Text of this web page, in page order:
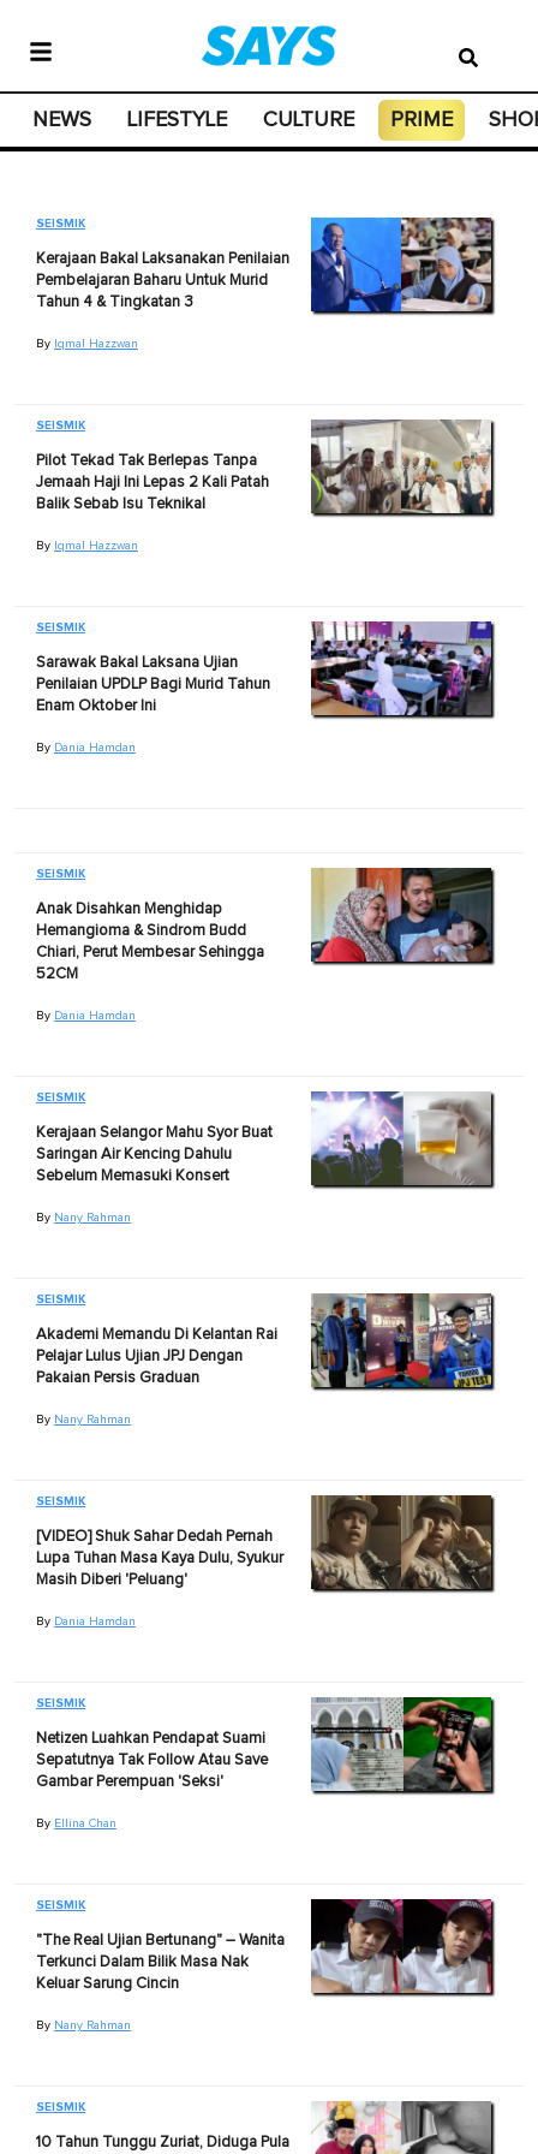
NEWS LIFESTYLE CULTURE PRIME
SEISMIK
Kerajaan Bakal Laksanakan Penilaian
Pembelajaran Baharu Untuk Murid
Tahun 4 & Tingkatan 3
By Iqmal Hazzwan
SEISMIK
Pilot Tekad Tak Berlepas Tanpa
Jemaah Haji Ini Lepas 2 Kali Patah
Balik Sebab Isu Teknikal
By Iqmal Hazzwan
SEISMIK
Sarawak Bakal Laksana Ujian
Penilaian UPDLP Bagi Murid Tahun
Enam Oktober Ini
By Dania Hamdan
SEISMIK
Anak Disahkan Menghidap
Hemangioma & Sindrom Budd
Chiari, Perut Membesar Sehingga
52CM
By Dania Hamdan
SEISMIK
Kerajaan Selangor Mahu Syor Buat
Saringan Air Kencing Dahulu
Sebelum Memasuki Konsert
By Nany Rahman
SEISMIK
Akademi Memandu Di Kelantan Rai
Pelajar Lulus Ujian JPJ Dengan
Pakaian Persis Graduan
By Nany Rahman
SEISMIK
[VIDEO] Shuk Sahar Dedah Pernah
Lupa Tuhan Masa Kaya Dulu, Syukur
Masih Diberi 'Peluang'
By Dania Hamdan
SEISMIK
Netizen Luahkan Pendapat Suami
Sepatutnya Tak Follow Atau Save
Gambar Perempuan 'Seksi'
By Ellina Chan
SEISMIK
"The Real Ujian Bertunang" – Wanita
Terkunci Dalam Bilik Masa Nak
Keluar Sarung Cincin
By Nany Rahman
SEISMIK
10 Tahun Tunggu Zuriat, Diduga Pula